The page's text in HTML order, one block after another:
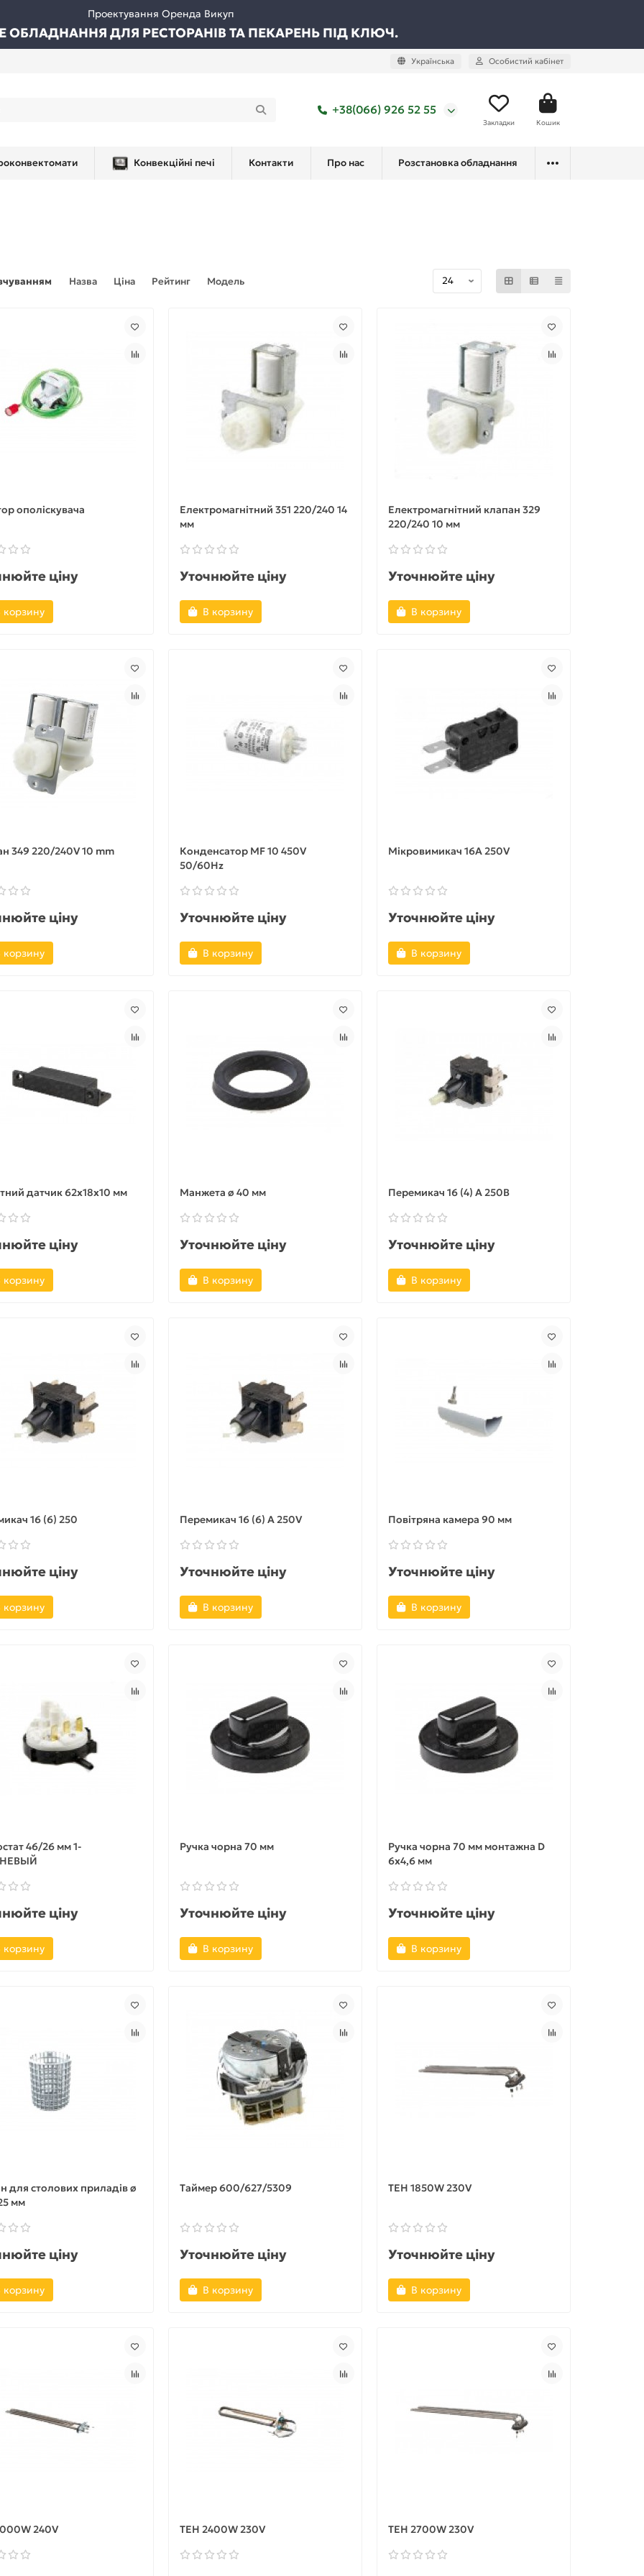
Проектування Оренда Викуп
ОБЛАДНАННЯ ДЛЯ РЕСТОРАНІВ ТА ПЕКАРЕНЬ ПІД КЛЮЧ.
Українська Особистий кабінет
+38(066) 926 52 55
Закладки Кошик
Конвекційні печі Контакти Про нас Розстановка обладнання
Назва Ціна Рейтинг Модель
ополіскувача
ціну
корзину
Електромагнітний 351 220/240 14
мм
Уточнюйте ціну
В корзину
Електромагнітний клапан 329
220/240 10 мм
Уточнюйте ціну
В корзину
349 220/240V 10 mm
ціну
корзину
Конденсатор MF 10 450V
50/60Hz
Уточнюйте ціну
В корзину
Мікровимикач 16A 250V
Уточнюйте ціну
В корзину
датчик 62x18x10 мм
ціну
корзину
Манжета ø 40 мм
Уточнюйте ціну
В корзину
Перемикач 16 (4) A 250В
Уточнюйте ціну
В корзину
16 (6) 250
ціну
корзину
Перемикач 16 (6) A 250V
Уточнюйте ціну
В корзину
Повітряна камера 90 мм
Уточнюйте ціну
В корзину
46/26 мм 1-
ціну
корзину
Ручка чорна 70 мм
Уточнюйте ціну
В корзину
Ручка чорна 70 мм монтажна D
6x4,6 мм
Уточнюйте ціну
В корзину
для столових приладів ø
мм
ціну
корзину
Таймер 600/627/5309
Уточнюйте ціну
В корзину
ТЕН 1850W 230V
Уточнюйте ціну
В корзину
240V ТЕН 2400W 230V ТЕН 2700W 230V